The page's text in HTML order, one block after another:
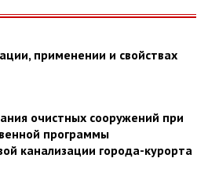
применении и свойствах
очистных сооружений при
программы
канализации города-курорта